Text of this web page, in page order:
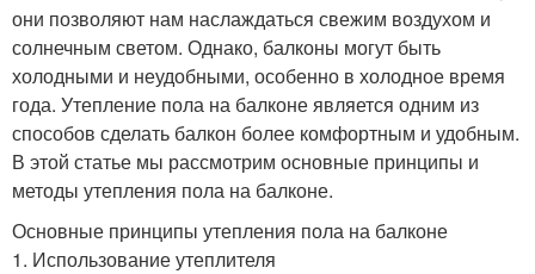
они позволяют нам наслаждаться свежим воздухом и
солнечным светом. Однако, балконы могут быть
холодными и неудобными, особенно в холодное время
года. Утепление пола на балконе является одним из
способов сделать балкон более комфортным и удобным.
В этой статье мы рассмотрим основные принципы и
методы утепления пола на балконе.
Основные принципы утепления пола на балконе
1. Использование утеплителя